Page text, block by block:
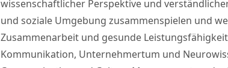
wissenschaftlicher Perspektive und
und soziale Umgebung zusammenspielen und
Zusammenarbeit und gesunde
Kommunikation, Unternehmertum und